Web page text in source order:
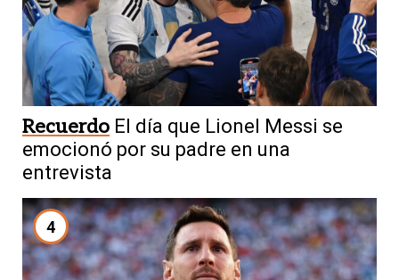
Recuerdo El día que Lionel Messi se
emocionó por su padre en una
entrevista
4